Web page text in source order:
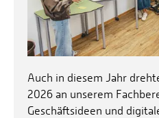
Auch in diesem Jahr
2026 an unserem
Geschäftsideen und